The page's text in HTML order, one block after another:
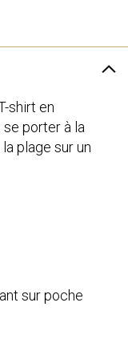
shirt en
porter à la
plage sur un
sur poche